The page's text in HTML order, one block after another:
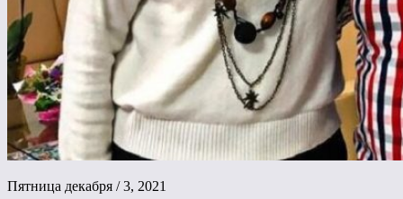
Пятница декабря / 3, 2021